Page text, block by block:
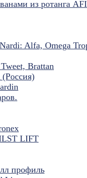
из ротанга
Alfa, Omega
Brattan
LIFT
профиль